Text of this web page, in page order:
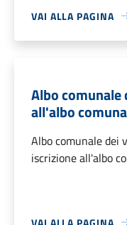
VAI ALLA PAGINA
Albo
all'albo
Albo comunale dei
iscrizione all'albo